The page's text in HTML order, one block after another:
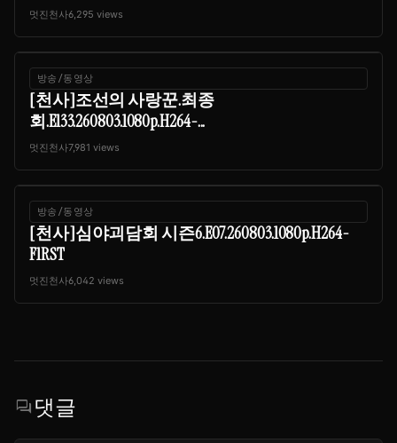
멋진천사6,295 views
방송/동영상
[천사]조선의 사랑꾼.최종
회.E133.260803.1080p.H264-...
멋진천사7,981 views
방송/동영상
[천사]심야괴담회 시즌6.E07.260803.1080p.H264-
F1RST
멋진천사6,042 views
forum댓글